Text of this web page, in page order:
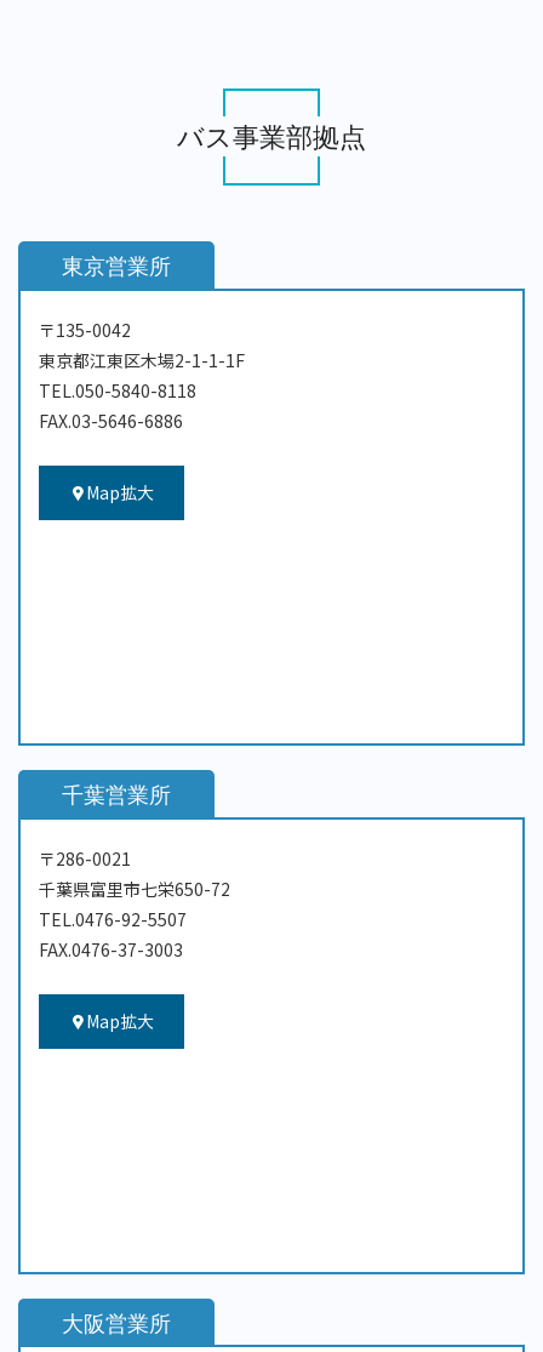
バス事業部拠点
東京営業所
〒135-0042
東京都江東区木場2-1-1-1F
TEL.050-5840-8118
FAX.03-5646-6886
Map拡大
千葉営業所
〒286-0021
千葉県富里市七栄650-72
TEL.0476-92-5507
FAX.0476-37-3003
Map拡大
大阪営業所